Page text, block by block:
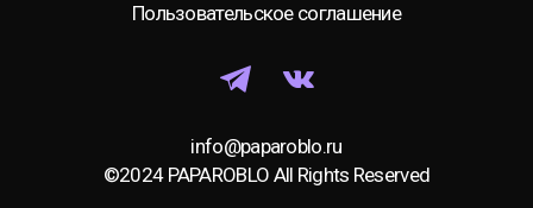
Пользовательское соглашение
info@paparoblo.ru
©2024 PAPAROBLO All Rights Reserved